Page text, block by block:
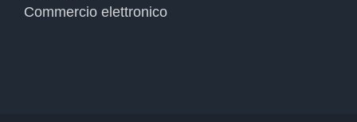
Commercio elettronico